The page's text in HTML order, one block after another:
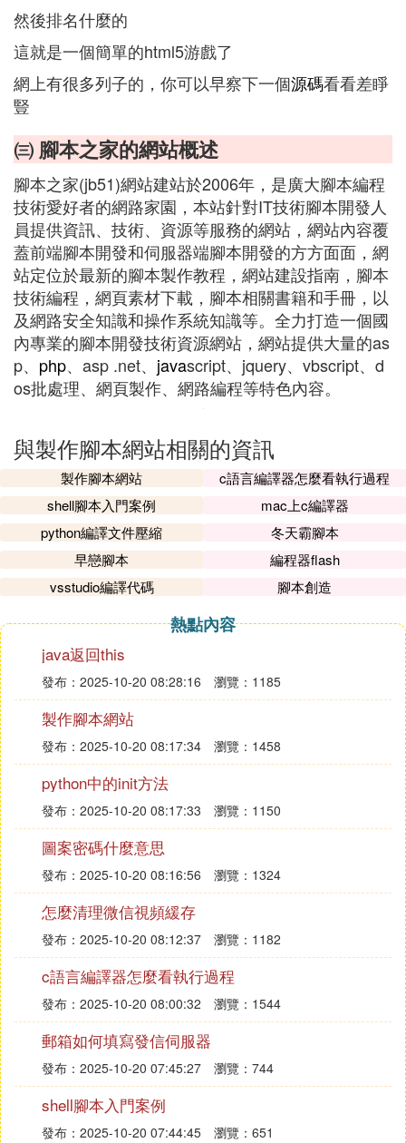
然後排名什麼的
這就是一個簡單的html5游戲了
網上有很多列子的，你可以早察下一個源碼看看差睜
豎
㈢ 腳本之家的網站概述
腳本之家(jb51)網站建站於2006年，是廣大腳本編程
技術愛好者的網路家園，本站針對IT技術腳本開發人
員提供資訊、技術、資源等服務的網站，網站內容覆
蓋前端腳本開發和伺服器端腳本開發的方方面面，網
站定位於最新的腳本製作教程，網站建設指南，腳本
技術編程，網頁素材下載，腳本相關書籍和手冊，以
及網路安全知識和操作系統知識等。全力打造一個國
內專業的腳本開發技術資源網站，網站提供大量的as
p、 php、asp .net、 javascript、jquery、vbscript、d
os批處理、網頁製作、網路編程等特色內容。
與製作腳本網站相關的資訊
製作腳本網站
c語言編譯器怎麼看執行過程
shell腳本入門案例
mac上c編譯器
python編譯文件壓縮
冬天霸腳本
早戀腳本
編程器flash
vsstudio編譯代碼
腳本創造
熱點內容
java返回this
發布：2025-10-20 08:28:16 瀏覽：1185
製作腳本網站
發布：2025-10-20 08:17:34 瀏覽：1458
python中的init方法
發布：2025-10-20 08:17:33 瀏覽：1150
圖案密碼什麼意思
發布：2025-10-20 08:16:56 瀏覽：1324
怎麼清理微信視頻緩存
發布：2025-10-20 08:12:37 瀏覽：1182
c語言編譯器怎麼看執行過程
發布：2025-10-20 08:00:32 瀏覽：1544
郵箱如何填寫發信伺服器
發布：2025-10-20 07:45:27 瀏覽：744
shell腳本入門案例
發布：2025-10-20 07:44:45 瀏覽：651